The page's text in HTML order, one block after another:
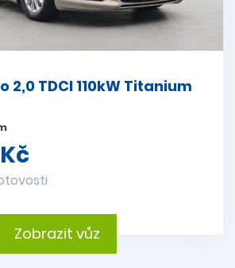
2,0 TDCI 110kW Titanium
Zobrazit vůz